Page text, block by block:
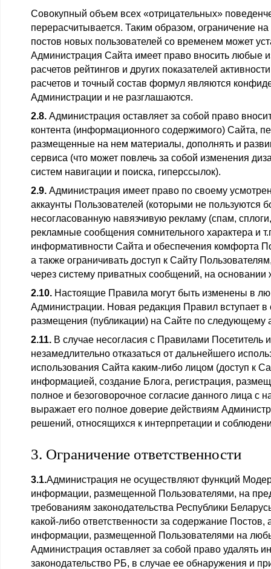
Совокупный объем всех «отрицательных»
перерасчитывается. Таким образом, ограничение
постов новых пользователей со временем может
Администрация Сайта имеет право вносить любые
расчетов рейтингов и других показателей
расчетов и точный состав формул являются
Администрации и не разглашаются.
2.8. Администрация оставляет за собой право
контента (информационного содержимого) Сайта,
размещенные на нем материалы, дополнять и
сервиса (что может повлечь за собой изменения
систем навигации и поиска, гиперссылок).
2.9. Администрация имеет право по своему
аккаунты Пользователей (которыми не пользуются
несогласованную навязчивую рекламу (спам,
рекламные сообщения сомнительного характера и
информативности Сайта и обеспечения комфорта
а также ограничивать доступ к Сайту
через систему приватных сообщений, на основании
2.10. Настоящие Правила могут быть изменены в
Администрации. Новая редакция Правил вступает в
размещения (публикации) на Сайте по следующему
2.11. В случае несогласия с Правилами Посетитель
незамедлительно отказаться от дальнейшего
использования Сайта каким-либо лицом (доступ к
информацией, создание Блога, регистрация,
полное и безоговорочное согласие данного лица с
выражает его полное доверие действиям
решений, относящихся к интерпретации и
3. Ограничение ответственности
3.1.Администрация не осуществляют функций
информации, размещенной Пользователями, на
требованиям законодательства Республики
какой-либо ответственности за содержание Постов,
информации, размещенной Пользователями на
Администрация оставляет за собой право
законодательство РБ, в случае ее обнаружения и